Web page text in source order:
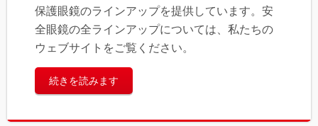
保護眼鏡のラインアップを提供しています。安
全眼鏡の全ラインアップについては、私たちの
ウェブサイトをご覧ください。
続きを読みます